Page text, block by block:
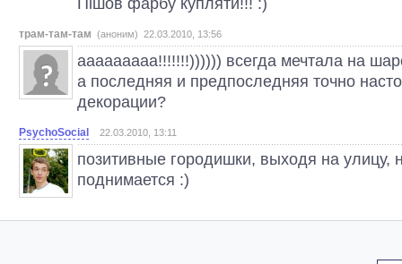
трам-там-там (аноним) 22.03.2010, 13:56
ааааааааа!!!!!!!)))))) всегда мечтала на
а последняя и предпоследняя точно
декорации?
PsychoSocial 22.03.2010, 13:11
позитивные городишки, выходя на улицу,
поднимается :)